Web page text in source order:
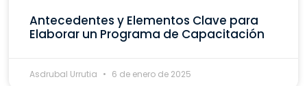
Antecedentes y Elementos Clave para
Elaborar un Programa de Capacitación
Asdrubal Urrutia 6 de enero de 2025